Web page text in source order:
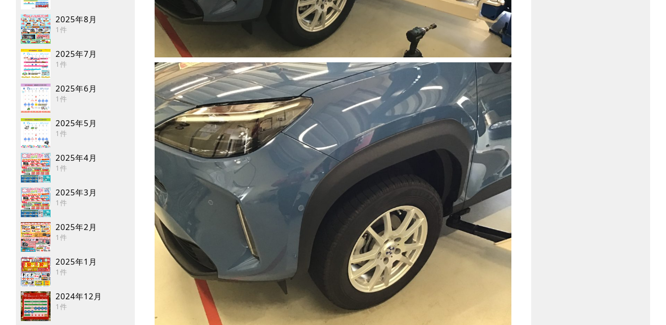
2025年8月
1件
2025年7月
1件
2025年6月
1件
2025年5月
1件
2025年4月
1件
2025年3月
1件
2025年2月
1件
2025年1月
1件
2024年12月
1件